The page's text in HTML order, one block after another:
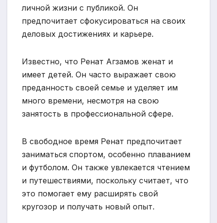
личной жизни с публикой. Он
предпочитает сфокусироваться на своих
деловых достижениях и карьере.
Известно, что Ренат Агзамов женат и
имеет детей. Он часто выражает свою
преданность своей семье и уделяет им
много времени, несмотря на свою
занятость в профессиональной сфере.
В свободное время Ренат предпочитает
заниматься спортом, особенно плаванием
и футболом. Он также увлекается чтением
и путешествиями, поскольку считает, что
это помогает ему расширять свой
кругозор и получать новый опыт.